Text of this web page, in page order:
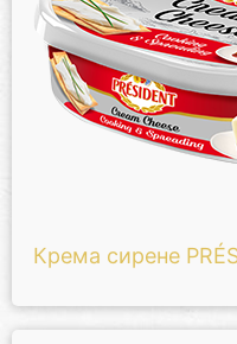
Крема сирене